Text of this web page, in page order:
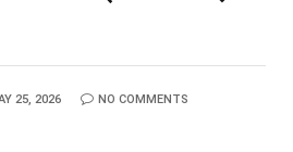
25, 2026 NO COMMENTS